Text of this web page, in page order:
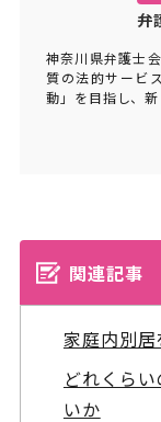
弁
神奈川県弁護士
質の法的サービ
動」を目指し、
関連記事
家庭内別
どれくら
いか